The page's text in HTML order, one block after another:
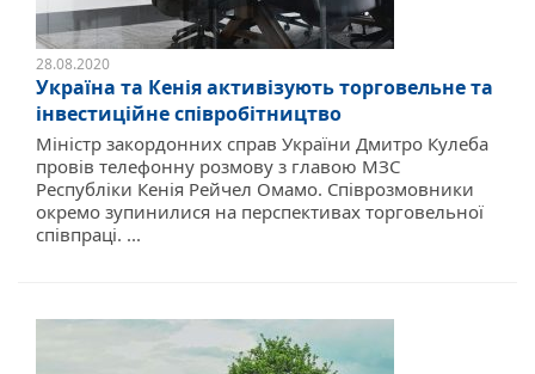
28.08.2020
Україна та Кенія активізують торговельне та
інвестиційне співробітництво
Міністр закордонних справ України Дмитро Кулеба
провів телефонну розмову з главою МЗС
Республіки Кенія Рейчел Омамо. Співрозмовники
окремо зупинилися на перспективах торговельної
співпраці. ...